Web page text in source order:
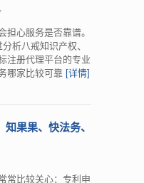
担心服务是否靠谱。
析八戒知识产权、
注册代理平台的专业
哪家比较可靠 [详情]
果果、快法务、
常比较关心：专利申